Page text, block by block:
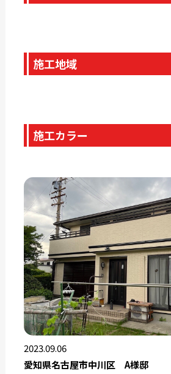
施工地域
施工カラー
2023.09.06
愛知県名古屋市中川区 A様邸